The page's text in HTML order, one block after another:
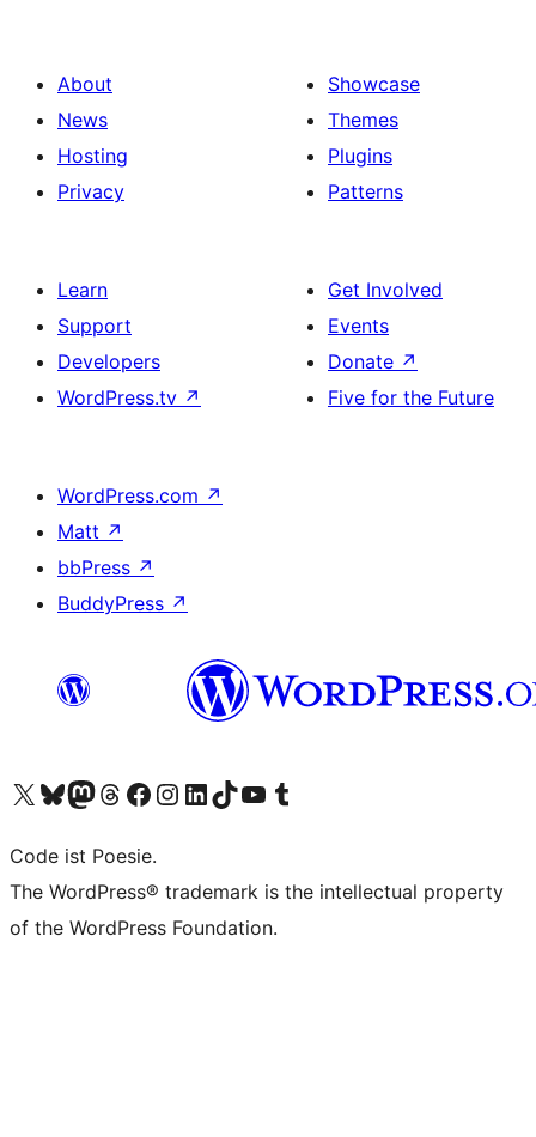
About
News
Hosting
Privacy
Showcase
Themes
Plugins
Patterns
Learn
Support
Developers
WordPress.tv ↗
Get Involved
Events
Donate ↗
Five for the Future
WordPress.com ↗
Matt ↗
bbPress ↗
BuddyPress ↗
Visit our X (formerly Twitter) account
Visit our Bluesky account
Visit our Mastodon account
Visit our Threads account
Visit our Facebook page
Visit our Instagram account
Visit our LinkedIn account
Visit our TikTok account
Visit our YouTube channel
Visit our Tumblr account
Code ist Poesie.
The WordPress® trademark is the intellectual property
of the WordPress Foundation.